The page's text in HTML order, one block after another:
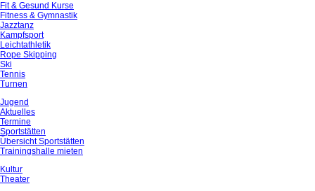
Fit & Gesund Kurse
Fitness & Gymnastik
Jazztanz
Kampfsport
Leichtathletik
Rope Skipping
Ski
Tennis
Turnen
Jugend
Aktuelles
Termine
Sportstätten
Übersicht Sportstätten
Trainingshalle mieten
Kultur
Theater